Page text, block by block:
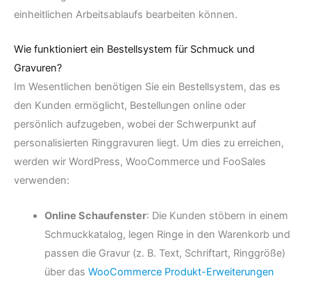
einheitlichen Arbeitsablaufs bearbeiten können.
Wie funktioniert ein Bestellsystem für Schmuck und
Gravuren?
Im Wesentlichen benötigen Sie ein Bestellsystem, das es
den Kunden ermöglicht, Bestellungen online oder
persönlich aufzugeben, wobei der Schwerpunkt auf
personalisierten Ringgravuren liegt. Um dies zu erreichen,
werden wir WordPress, WooCommerce und FooSales
verwenden:
Online Schaufenster: Die Kunden stöbern in einem
Schmuckkatalog, legen Ringe in den Warenkorb und
passen die Gravur (z. B. Text, Schriftart, Ringgröße)
über das WooCommerce Produkt-Erweiterungen